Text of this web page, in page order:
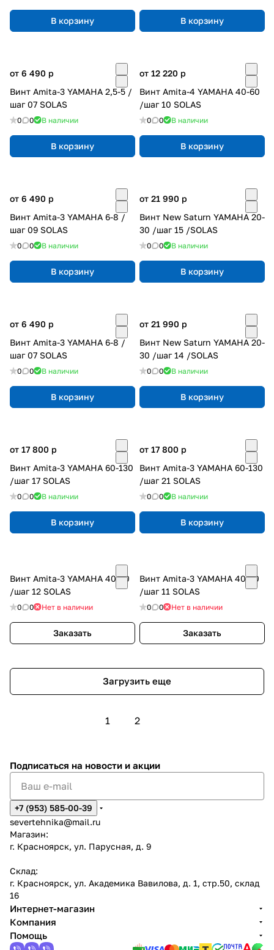
В корзину В корзину
от 6 490 p
Винт Amita-3 YAMAHA 2,5-5 /
шаг 07 SOLAS
0 0 В наличии
В корзину
от 12 220 p
Винт Amita-4 YAMAHA 40-60
/шаг 10 SOLAS
0 0 В наличии
В корзину
от 6 490 p
Винт Amita-3 YAMAHA 6-8 /
шаг 09 SOLAS
0 0 В наличии
В корзину
от 21 990 p
Винт New Saturn YAMAHA 20-
30 /шаг 15 /SOLAS
0 0 В наличии
В корзину
от 6 490 p
Винт Amita-3 YAMAHA 6-8 /
шаг 07 SOLAS
0 0 В наличии
В корзину
от 21 990 p
Винт New Saturn YAMAHA 20-
30 /шаг 14 /SOLAS
0 0 В наличии
В корзину
от 17 800 p
Винт Amita-3 YAMAHA 60-130
/шаг 17 SOLAS
0 0 В наличии
В корзину
от 17 800 p
Винт Amita-3 YAMAHA 60-130
/шаг 21 SOLAS
0 0 В наличии
В корзину
Винт Amita-3 YAMAHA 40-60
/шаг 12 SOLAS
0 0 Нет в наличии
Заказать
Винт Amita-3 YAMAHA 40-60
/шаг 11 SOLAS
0 0 Нет в наличии
Заказать
Загрузить еще
1 2
Подписаться на новости и акции
+7 (953) 585-00-39
severtehnika@mail.ru
Магазин:
г. Красноярск, ул. Парусная, д. 9
Склад:
г. Красноярск, ул. Академика Вавилова, д. 1, стр.50, склад
16
Интернет-магазин
Компания
Помощь